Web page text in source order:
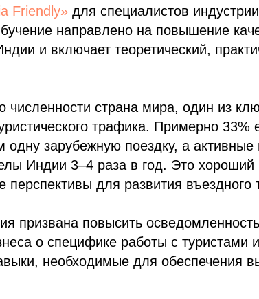
Friendly» для специалистов
направлено на повышение
и включает теоретический,
страна мира, один из
трафика. Примерно
одну зарубежную поездку, а активные
Индии 3–4 раза в год. Это хороший
перспективы для развития въездного
призвана повысить
о специфике работы с туристами
необходимые для обеспечения